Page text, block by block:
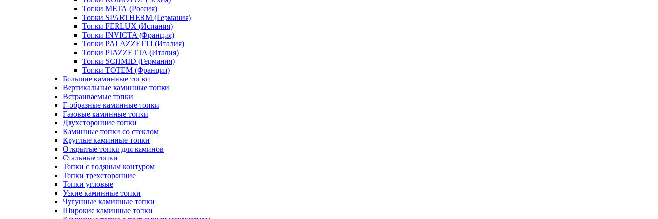
Топки МЕТА (Россия)
Топки SPARTHERM (Германия)
Топки FERLUX (Испания)
Топки INVICTA (Франция)
Топки PALAZZETTI (Италия)
Топки PIAZZETTA (Италия)
Топки SCHMID (Германия)
Топки TOTEM (Франция)
Большие каминные топки
Вертикальные каминные топки
Встраиваемые топки
Г-образные каминные топки
Газовые каминные топки
Двухсторонние топки
Каминные топки со стеклом
Круглые каминные топки
Открытые топки для каминов
Стальные топки
Топки с водяным контуром
Топки трехсторонние
Топки угловые
Узкие каминные топки
Чугунные каминные топки
Широкие каминные топки